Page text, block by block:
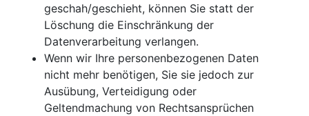
geschah/geschieht, können Sie statt der
Löschung die Einschränkung der
Datenverarbeitung verlangen.
Wenn wir Ihre personenbezogenen Daten
nicht mehr benötigen, Sie sie jedoch zur
Ausübung, Verteidigung oder
Geltendmachung von Rechtsansprüchen